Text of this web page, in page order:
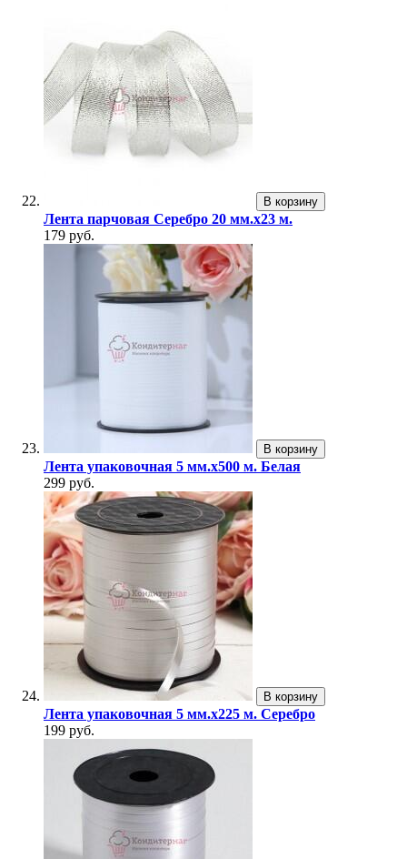
В корзину
Лента парчовая Серебро 20 мм.х23 м.
179 руб.
В корзину
Лента упаковочная 5 мм.х500 м. Белая
299 руб.
В корзину
Лента упаковочная 5 мм.х225 м. Серебро
199 руб.